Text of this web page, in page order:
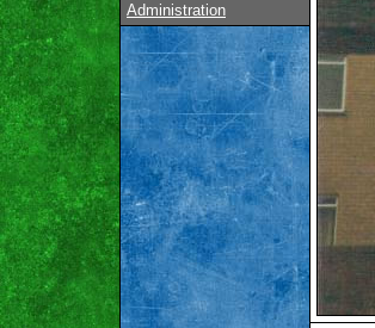
Administration